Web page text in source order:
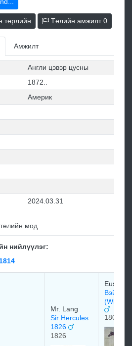
төрлийн Төлийн амжилт0
Амжилт
Англи цэвэр цусны
1872..
Америк
2024.03.31
мод
нийлүүлэг:
Mr. Lang
Sir Hercules
1826
1826
Euston
1807